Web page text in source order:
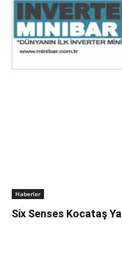
Haberler
Six Senses Kocataş